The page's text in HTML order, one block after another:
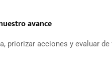
avance
priorizar acciones y evaluar